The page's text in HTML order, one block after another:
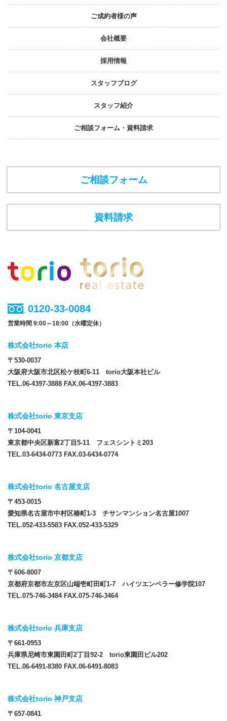
ご成約者様の声
会社概要
採⽤情報
スタッフブログ
スタッフ紹介
ご相談フォーム・資料請求
ご相談フォーム
資料請求
0120-33-0084
営業時間 9:00～18:00（水曜定休）
株式会社torio 本店
〒530-0037
大阪府大阪市北区松ケ枝町6-11 torio大阪本社ビル
TEL.06-4397-3888 FAX.06-4397-3883
株式会社torio 東京支店
〒104-0041
東京都中央区新富2丁目5-11 フェスシントミ203
TEL.03-6434-0773 FAX.03-6434-0774
株式会社torio 名古屋支店
〒453-0015
愛知県名古屋市中村区椿町1-3 チサンマンション名古屋1007
TEL.052-433-5583 FAX.052-433-5329
株式会社torio 京都支店
〒606-8007
京都府京都市左京区山端壱町田町1-7 ハイツエンペラー修学院107
TEL.075-746-3484 FAX.075-746-3464
株式会社torio 兵庫支店
〒661-0953
兵庫県尼崎市東園田町2丁目92-2 torio東園田ビル202
TEL.06-6491-8380 FAX.06-6491-8083
株式会社torio 神戸支店
〒657-0841